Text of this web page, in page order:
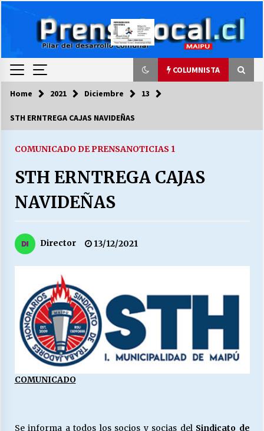
COLUMNISTA
COLUMNISTA
cuándo van a bajar?
HISTORIA
“ORGULLOSOS DE SER DC” SALUDA EL
27/07/2026
MUNICIPALIDAD, TRABAJADORES, CLIMA
LABORAL:
13/07/2026
Escuela hospitalaria El Carmen de Maipu.
25/06/2026
Home 2021 Diciembre 13
STH ERNTREGA CAJAS NAVIDEÑAS
COMUNICADO DE PRENSANOTICIAS 1
STH ERNTREGA CAJAS
NAVIDEÑAS
Director 13/12/2021
COMUNICADO
Se informa a todos los socios y socias del Sindicato de